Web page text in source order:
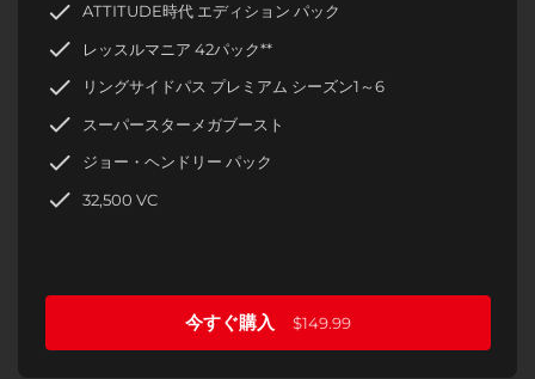
ATTITUDE時代 エディション パック
レッスルマニア 42パック**
リングサイドパス プレミアム シーズン1～6
スーパースターメガブースト
ジョー・ヘンドリー パック
32,500 VC
今すぐ購入 $149.99